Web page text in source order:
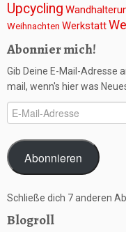
Upcycling
Weihnachten Werkstatt
Abonnier mich!
Gib Deine E-Mail-Adresse
mail, wenn's hier was
E-
Mail-
Adresse
Abonnieren
Schließe dich 7 anderen
Blogroll